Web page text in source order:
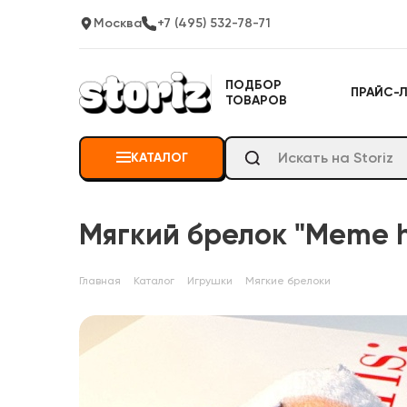
Москва +7 (495) 532-78-71
ПОДБОР
ТОВАРОВ
ПРАЙС-
КАТАЛОГ
Мягкий брелок "Meme
Главная Каталог Игрушки Мягкие брелоки